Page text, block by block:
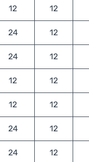
12 12
24 12
24 12
12 12
12 12
24 12
24 12